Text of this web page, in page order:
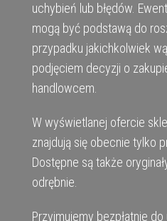
uchybień lub błędów.
mogą być podstawą do
przypadku jakichkolwiek
podjęciem decyzji o
handlowcem.
W wyświetlanej ofercie
znajdują się obecnie tylko
Dostępne są także
odrębnie.
Przyjmujemy bezpłatnie